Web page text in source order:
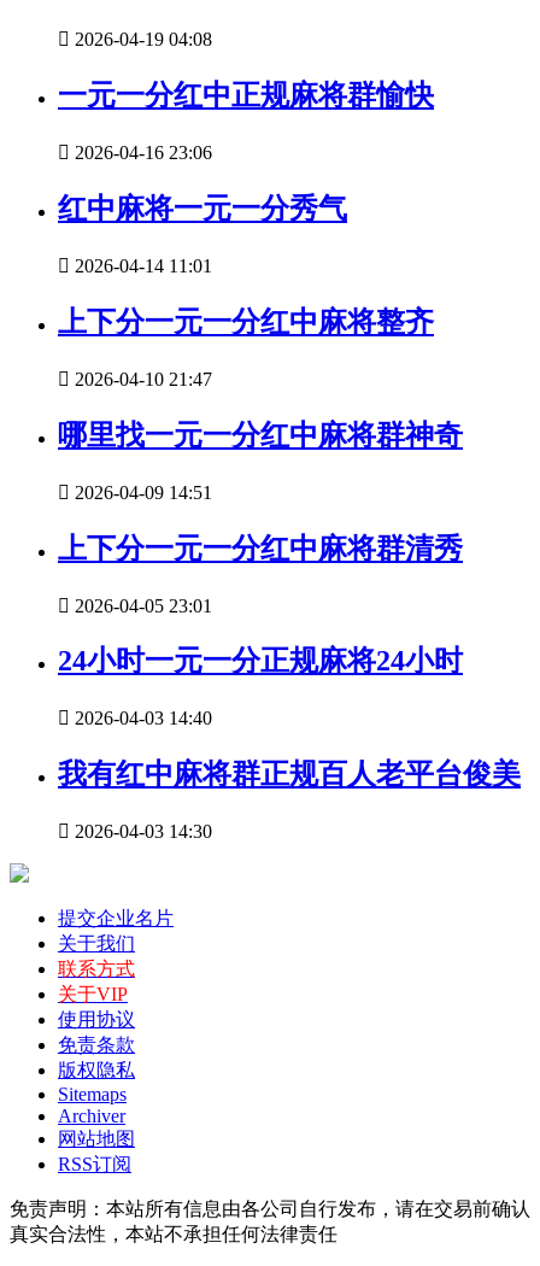
 2026-04-19 04:08
一元一分红中正规麻将群愉快
 2026-04-16 23:06
红中麻将一元一分秀气
 2026-04-14 11:01
上下分一元一分红中麻将整齐
 2026-04-10 21:47
哪里找一元一分红中麻将群神奇
 2026-04-09 14:51
上下分一元一分红中麻将群清秀
 2026-04-05 23:01
24小时一元一分正规麻将24小时
 2026-04-03 14:40
我有红中麻将群正规百人老平台俊美
 2026-04-03 14:30
提交企业名片
关于我们
联系方式
关于VIP
使用协议
免责条款
版权隐私
Sitemaps
Archiver
网站地图
RSS订阅
免责声明：本站所有信息由各公司自行发布，请在交易前确认
真实合法性，本站不承担任何法律责任